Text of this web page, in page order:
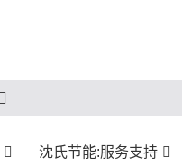
沈氏节能:服务支持